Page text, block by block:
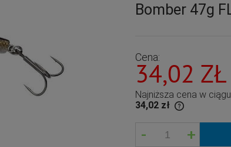
Bomber 47g
Cena:
34,02 ZŁ
Najniższa cena w
34,02 zł
- +